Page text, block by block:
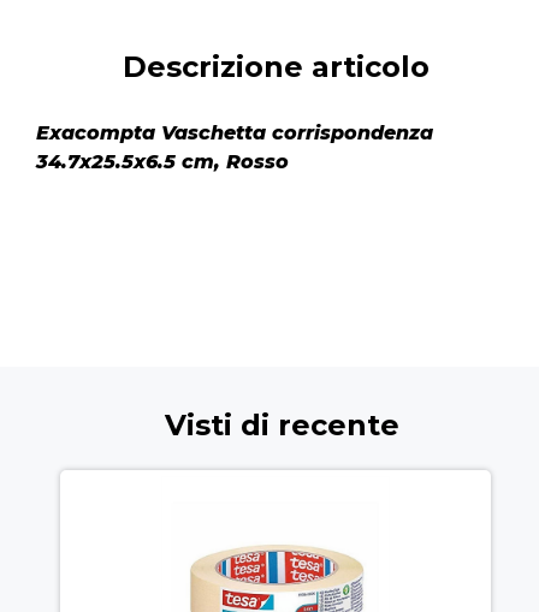
Descrizione articolo
Exacompta Vaschetta corrispondenza
34.7x25.5x6.5 cm, Rosso
Visti di recente